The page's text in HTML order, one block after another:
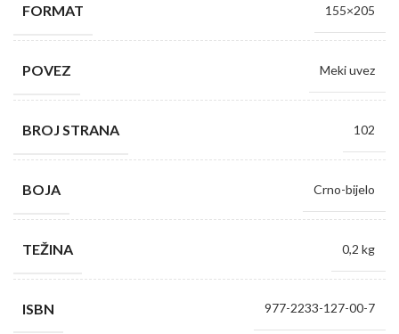
FORMAT 155×205
POVEZ Meki uvez
BROJ STRANA 102
BOJA Crno-bijelo
TEŽINA 0,2 kg
ISBN 977-2233-127-00-7